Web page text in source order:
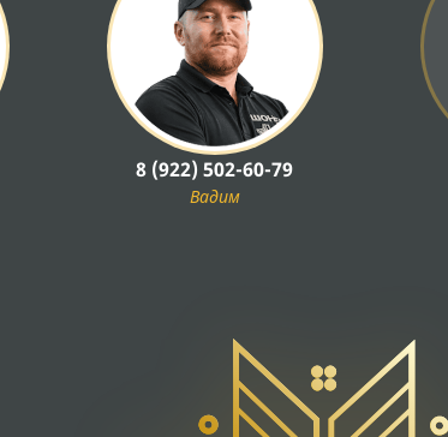
8 (922) 502-60-79
Вадим